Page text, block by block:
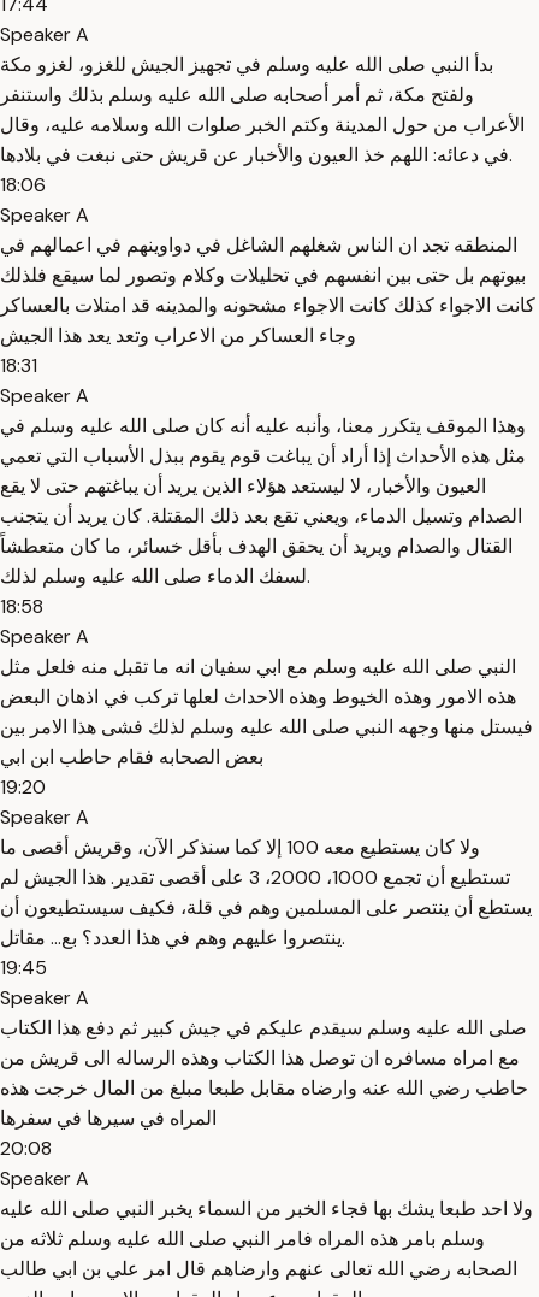
Speaker A
بدأ النبي صلى الله عليه وسلم في تجهيز الجيش للغزو، لغزو مكة
ولفتح مكة، ثم أمر أصحابه صلى الله عليه وسلم بذلك واستنفر
الأعراب من حول المدينة وكتم الخبر صلوات الله وسلامه عليه، وقال
في دعائه: اللهم خذ العيون والأخبار عن قريش حتى نبغت في بلادها.
18:06
Speaker A
المنطقه تجد ان الناس شغلهم الشاغل في دواوينهم في اعمالهم في
بيوتهم بل حتى بين انفسهم في تحليلات وكلام وتصور لما سيقع فلذلك
كانت الاجواء كذلك كانت الاجواء مشحونه والمدينه قد امتلات بالعساكر
وجاء العساكر من الاعراب وتعد يعد هذا الجيش
18:31
Speaker A
وهذا الموقف يتكرر معنا، وأنبه عليه أنه كان صلى الله عليه وسلم في
مثل هذه الأحداث إذا أراد أن يباغت قوم يقوم ببذل الأسباب التي تعمي
العيون والأخبار، لا ليستعد هؤلاء الذين يريد أن يباغتهم حتى لا يقع
الصدام وتسيل الدماء، ويعني تقع بعد ذلك المقتلة. كان يريد أن يتجنب
القتال والصدام ويريد أن يحقق الهدف بأقل خسائر، ما كان متعطشاً
لسفك الدماء صلى الله عليه وسلم لذلك.
18:58
Speaker A
النبي صلى الله عليه وسلم مع ابي سفيان انه ما تقبل منه فلعل مثل
هذه الامور وهذه الخيوط وهذه الاحداث لعلها تركب في اذهان البعض
فيستل منها وجهه النبي صلى الله عليه وسلم لذلك فشى هذا الامر بين
بعض الصحابه فقام حاطب ابن ابي
19:20
Speaker A
ولا كان يستطيع معه 100 إلا كما سنذكر الآن، وقريش أقصى ما
تستطيع أن تجمع 1000، 2000، 3 على أقصى تقدير. هذا الجيش لم
يستطع أن ينتصر على المسلمين وهم في قلة، فكيف سيستطيعون أن
ينتصروا عليهم وهم في هذا العدد؟ بع... مقاتل.
19:45
Speaker A
صلى الله عليه وسلم سيقدم عليكم في جيش كبير ثم دفع هذا الكتاب
مع امراه مسافره ان توصل هذا الكتاب وهذه الرساله الى قريش من
حاطب رضي الله عنه وارضاه مقابل طبعا مبلغ من المال خرجت هذه
المراه في سيرها في سفرها
20:08
Speaker A
ولا احد طبعا يشك بها فجاء الخبر من السماء يخبر النبي صلى الله عليه
وسلم بامر هذه المراه فامر النبي صلى الله عليه وسلم ثلاثه من
الصحابه رضي الله تعالى عنهم وارضاهم قال امر علي بن ابي طالب